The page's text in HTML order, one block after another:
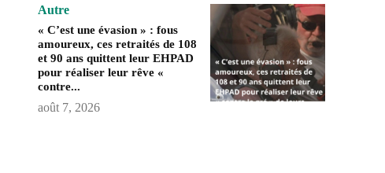
Autre
« C’est une évasion » : fous
amoureux, ces retraités de 108
et 90 ans quittent leur EHPAD
pour réaliser leur rêve «
contre...
août 7, 2026